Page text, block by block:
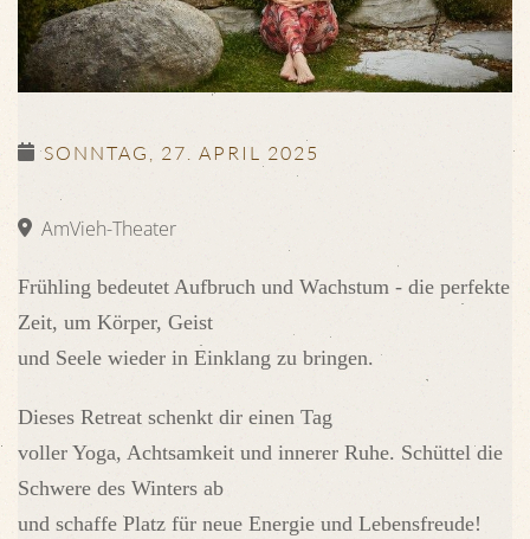
SONNTAG, 27. APRIL 2025
AmVieh-Theater
Frühling bedeutet Aufbruch und Wachstum - die perfekte
Zeit, um Körper, Geist
und Seele wieder in Einklang zu bringen.
Dieses Retreat schenkt dir einen Tag
voller Yoga, Achtsamkeit und innerer Ruhe. Schüttel die
Schwere des Winters ab
und schaffe Platz für neue Energie und Lebensfreude!